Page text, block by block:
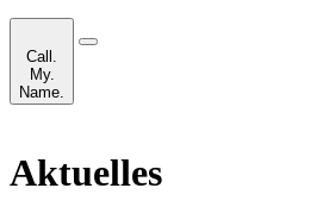
Call.
My.
Name.
Aktuelles